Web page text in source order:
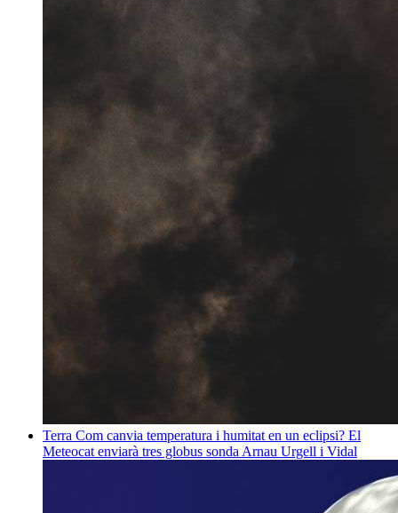
Terra Com canvia temperatura i humitat en un eclipsi? El
Meteocat enviarà tres globus sonda Arnau Urgell i Vidal